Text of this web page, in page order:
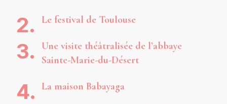
Le festival de Toulouse
Une visite théâtralisée de l’abbaye
Sainte-Marie-du-Désert
La maison Babayaga